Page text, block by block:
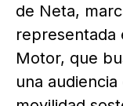
de Neta,
representada
Motor, que
una